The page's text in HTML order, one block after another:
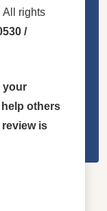
All rights
/
your
others
is